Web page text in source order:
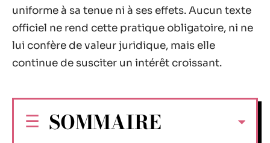
uniforme à sa tenue ni à ses effets. Aucun texte
officiel ne rend cette pratique obligatoire, ni ne
lui confère de valeur juridique, mais elle
continue de susciter un intérêt croissant.
SOMMAIRE